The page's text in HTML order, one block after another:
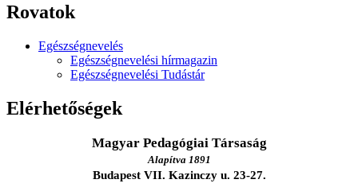
Rovatok
Egészségnevelés
Egészségnevelési hírmagazin
Egészségnevelési Tudástár
Elérhetőségek
Magyar Pedagógiai Társaság
Alapítva 1891
Budapest VII. Kazinczy u. 23-27.